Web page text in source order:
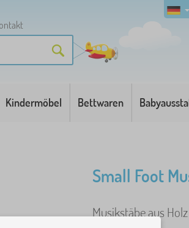
Kindermöbel Bettwaren
Small Foot
Musikstäbe aus